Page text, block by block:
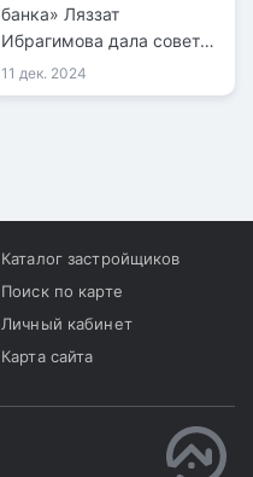
банка» Ляззат
Ибрагимова дала советы
по покупке второго
жилья.
11 дек. 2024
Каталог застройщиков
Поиск по карте
Личный кабинет
Карта сайта